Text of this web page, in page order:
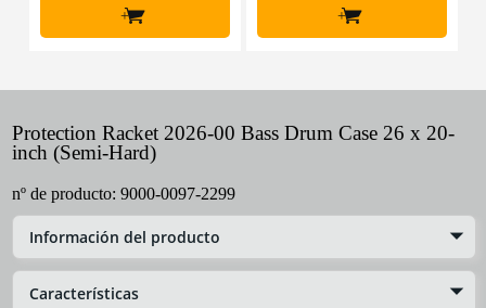
+ +
Protection Racket 2026-00 Bass Drum Case 26 x 20-
inch (Semi-Hard)
nº de producto: 9000-0097-2299
Información del producto
Características